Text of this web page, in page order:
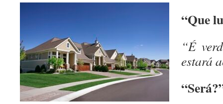
“Que
“É
estará